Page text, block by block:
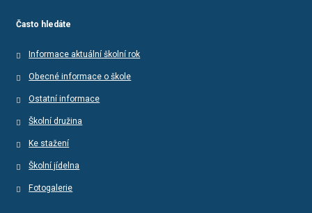
Často hledáte
Informace aktuální školní rok
Obecné informace o škole
Ostatní informace
Školní družina
Ke stažení
Školní jídelna
Fotogalerie